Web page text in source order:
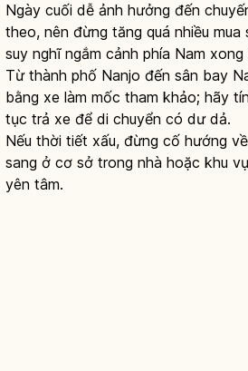
Ngày cuối dễ ảnh hưởng đến
theo, nên đừng tăng quá nhiều mua
suy nghĩ ngắm cảnh phía Nam
Từ thành phố Nanjo đến sân bay
bằng xe làm mốc tham khảo; hãy
tục trả xe để di chuyển có dư dả.
Nếu thời tiết xấu, đừng cố hướng
sang ở cơ sở trong nhà hoặc khu
yên tâm.